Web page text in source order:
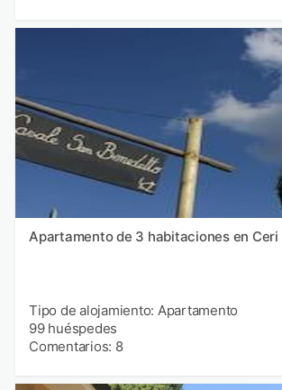
Apartamento de 3 habitaciones en Ceri
Tipo de alojamiento: Apartamento
99 huéspedes
Comentarios: 8